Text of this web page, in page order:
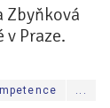
Zbyňková
v Praze.
...